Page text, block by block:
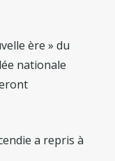
ère » du
nationale
a repris à